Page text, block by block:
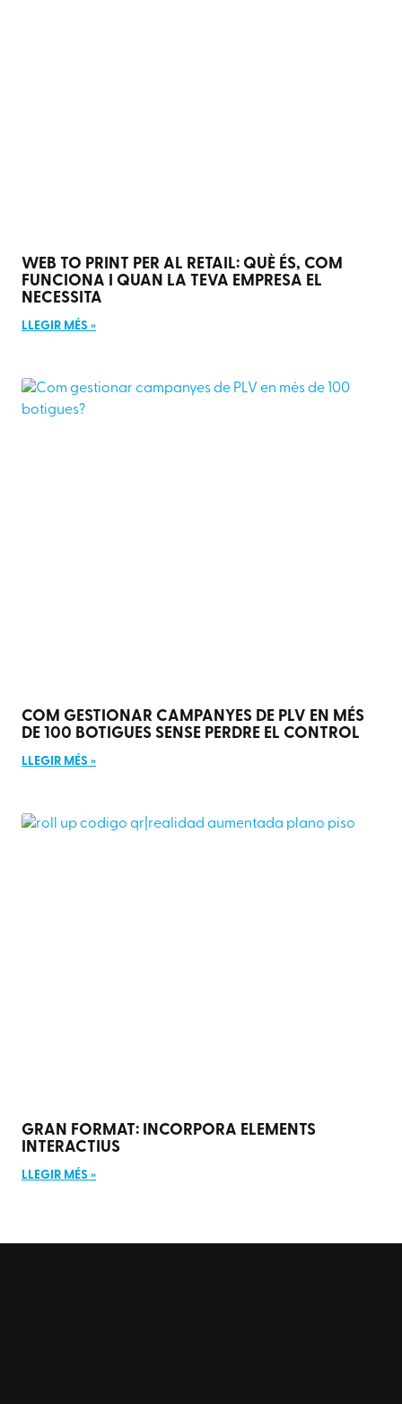
WEB TO PRINT PER AL RETAIL: QUÈ ÉS, COM
FUNCIONA I QUAN LA TEVA EMPRESA EL
NECESSITA
LLEGIR MÉS »
COM GESTIONAR CAMPANYES DE PLV EN MÉS
DE 100 BOTIGUES SENSE PERDRE EL CONTROL
LLEGIR MÉS »
GRAN FORMAT: INCORPORA ELEMENTS
INTERACTIUS
LLEGIR MÉS »